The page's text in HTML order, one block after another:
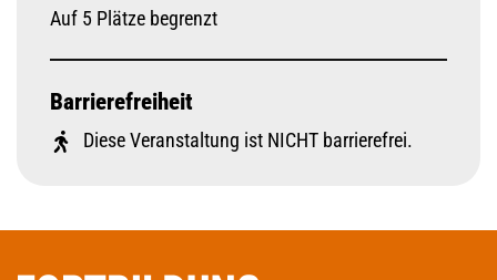
Auf 5 Plätze begrenzt
Barrierefreiheit
Diese Veranstaltung ist NICHT barrierefrei.